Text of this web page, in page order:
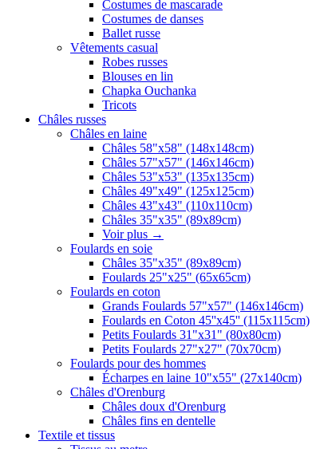
Costumes de mascarade
Costumes de danses
Ballet russe
Vêtements casual
Robes russes
Blouses en lin
Chapka Ouchanka
Tricots
Châles russes
Châles en laine
Châles 58"x58" (148x148cm)
Châles 57"x57" (146x146cm)
Châles 53"x53" (135x135cm)
Châles 49"x49" (125x125cm)
Châles 43"x43" (110x110cm)
Châles 35"x35" (89x89cm)
Voir plus →
Foulards en soie
Châles 35"x35" (89x89cm)
Foulards 25"x25" (65x65cm)
Foulards en coton
Grands Foulards 57"x57" (146x146cm)
Foulards en Coton 45''x45'' (115x115cm)
Petits Foulards 31"x31" (80x80cm)
Petits Foulards 27"x27" (70x70cm)
Foulards pour des hommes
Écharpes en laine 10"x55" (27x140cm)
Châles d'Orenburg
Châles doux d'Orenburg
Châles fins en dentelle
Textile et tissus